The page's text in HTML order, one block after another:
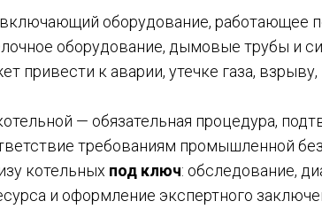
оборудование, работающее
оборудование, дымовые трубы и
привести к аварии, утечке газа,
— обязательная процедура,
требованиям промышленной
котельных под ключ: обследование,
и оформление экспертного